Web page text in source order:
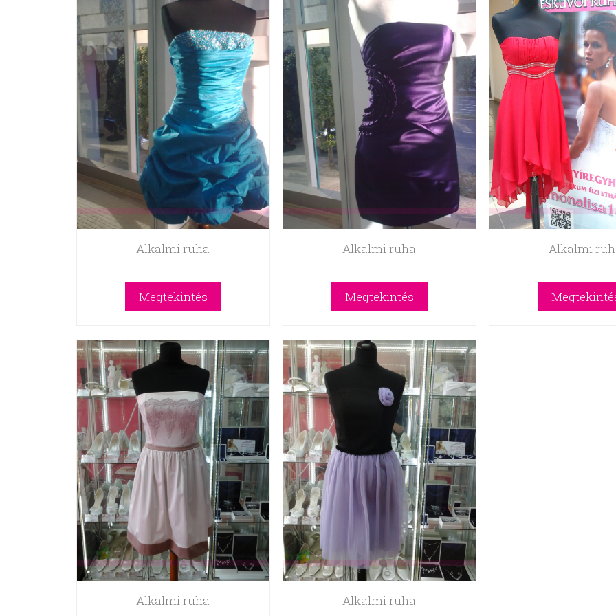
Alkalmi ruha
Megtekintés
Alkalmi ruha
Megtekintés
Alkalmi
Alkalmi ruha Alkalmi ruha